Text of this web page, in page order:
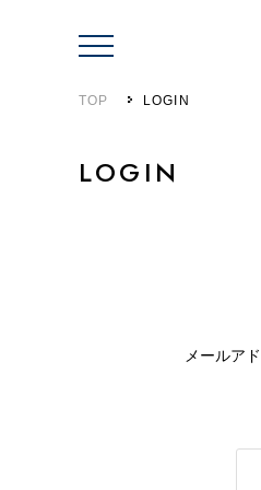
TOP LOGIN
LOGIN
メールア